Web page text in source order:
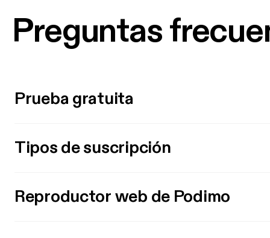
Preguntas
Prueba gratuita
Tipos de suscripción
Reproductor web de Podimo